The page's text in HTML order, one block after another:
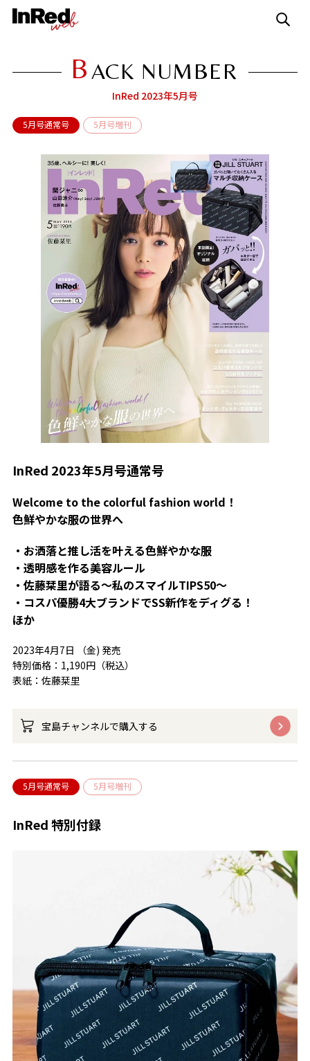
InRed 2023年5月号
B ACK NUMBER
5月号通常号 5月号増刊
InRed 2023年5月号通常号
Welcome to the colorful fashion world！
色鮮やかな服の世界へ
・お洒落と推し活を叶える色鮮やかな服
・透明感を作る美容ルール
・佐藤栞里が語る～私のスマイルTIPS50～
・コスパ優勝4大ブランドでSS新作をディグる！
ほか
2023年4月7日 （金) 発売
特別価格：1,190円（税込）
表紙：佐藤栞里
宝島チャンネルで購入する
5月号通常号 5月号増刊
InRed 特別付録